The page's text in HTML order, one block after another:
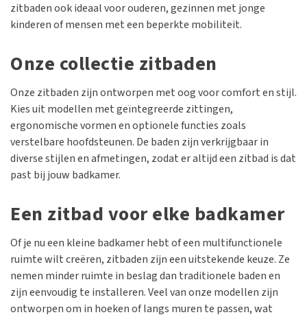
zitbaden ook ideaal voor ouderen, gezinnen met jonge
kinderen of mensen met een beperkte mobiliteit.
Onze collectie zitbaden
Onze zitbaden zijn ontworpen met oog voor comfort en stijl.
Kies uit modellen met geïntegreerde zittingen,
ergonomische vormen en optionele functies zoals
verstelbare hoofdsteunen. De baden zijn verkrijgbaar in
diverse stijlen en afmetingen, zodat er altijd een zitbad is dat
past bij jouw badkamer.
Een zitbad voor elke badkamer
Of je nu een kleine badkamer hebt of een multifunctionele
ruimte wilt creëren, zitbaden zijn een uitstekende keuze. Ze
nemen minder ruimte in beslag dan traditionele baden en
zijn eenvoudig te installeren. Veel van onze modellen zijn
ontworpen om in hoeken of langs muren te passen, wat